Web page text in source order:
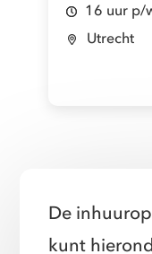
16 uur p/
Utrecht
De
kunt